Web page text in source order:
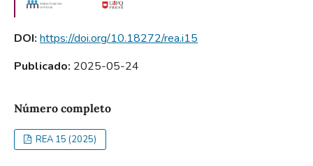
DOI: https://doi.org/10.18272/rea.i15
Publicado: 2025-05-24
Número completo
REA 15 (2025)